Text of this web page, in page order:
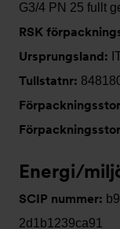
G3/4 PN 25 fullt
RSK
Ursprungsland:
Tullstatnr:
Energi/
SCIP nummer:
2d1b1239ca91